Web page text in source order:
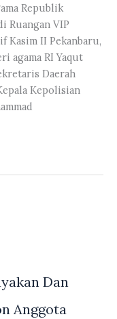
Republik
Ruangan VIP
Kasim II Pekanbaru,
agama RI Yaqut
Daerah
Kepolisian
Dan
Anggota